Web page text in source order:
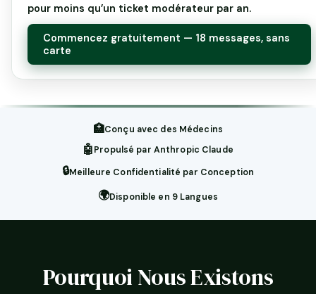
pour moins qu’un ticket modérateur par an.
Commencez gratuitement — 18 messages, sans
carte
🏥Conçu avec des Médecins
🤖Propulsé par Anthropic Claude
🔒Meilleure Confidentialité par Conception
🌍Disponible en 9 Langues
Pourquoi Nous Existons